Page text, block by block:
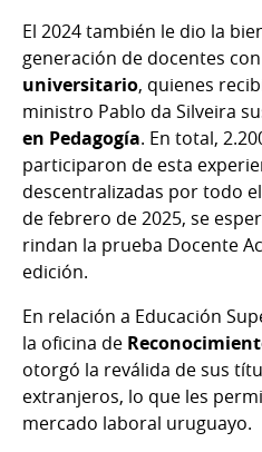
El 2024 también le dio la
generación de docentes con
universitario, quienes
ministro Pablo da Silveira
en Pedagogía. En total,
participaron de esta
descentralizadas por todo
de febrero de 2025, se
rindan la prueba Docente
edición.
En relación a Educación
la oficina de
otorgó la reválida de sus
extranjeros, lo que les
mercado laboral uruguayo.